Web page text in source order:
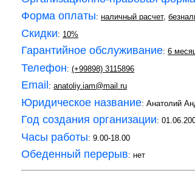
Форма оплаты: наличный расчет,
Скидки: 10%
Гарантийное обслуживание: 6
Телефон: (+99898) 3115896
Email : anatoliy.iam@mail.ru
Юридическое название: Анатолий
Год создания организации:
Часы работы: 9.00-18.00
Обеденный перерыв: нет